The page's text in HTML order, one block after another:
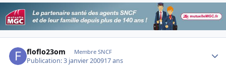
floflo23om Membre SNCF
Publication:3 janvier 200917 ans